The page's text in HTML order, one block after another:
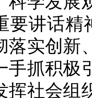
要讲话精
落实创新
手抓积极
挥社会组